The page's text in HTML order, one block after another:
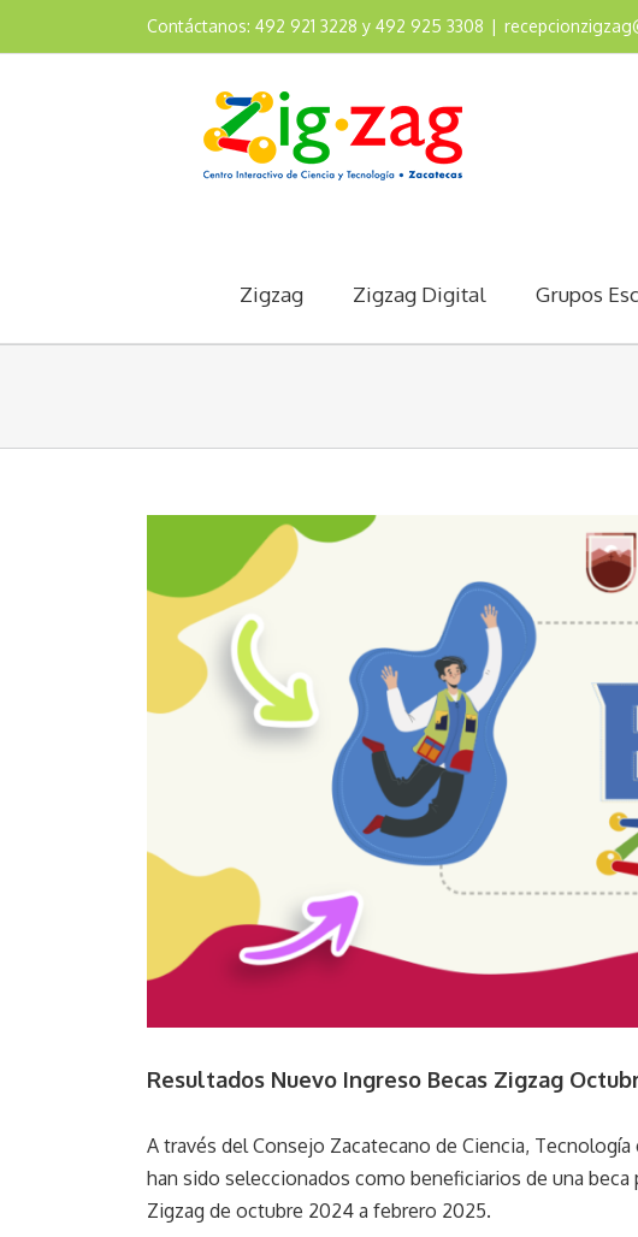
Contáctanos: 492 921 3228 y 492 925 3308 |
Zigzag Zigzag Digital Grupos
Image
Resultados Nuevo Ingreso Becas Zigzag
A través del Consejo Zacatecano de Ciencia,
han sido seleccionados como beneficiarios de una
Zigzag de octubre 2024 a febrero 2025.